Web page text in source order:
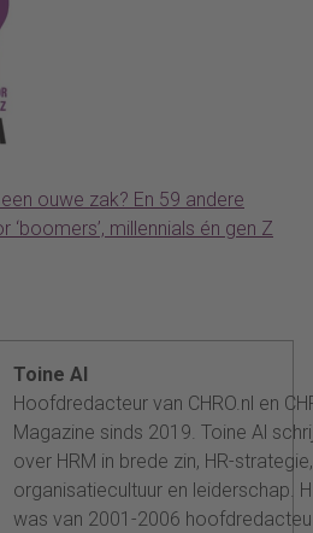
ouwe zak? En 59 andere
millennials én gen Z
Toine Al
Hoofdredacteur van CHRO.nl en
Magazine sinds 2019. Toine Al
over HRM in brede zin, HR-strategie,
organisatiecultuur en leiderschap.
was van 2001-2006